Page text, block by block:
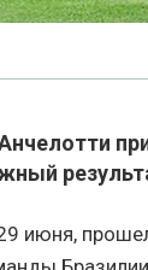
июня,